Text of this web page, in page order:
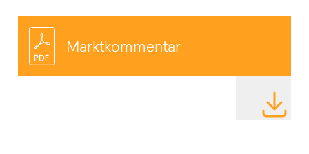
Marktkommentar
DATEI